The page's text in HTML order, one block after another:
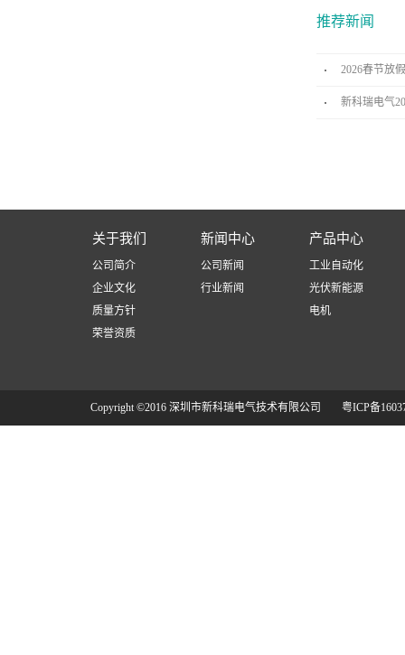
推荐新闻
2026春节放
新科瑞电气
关于我们
公司简介
企业文化
质量方针
荣誉资质
新闻中心
公司新闻
行业新闻
产品中心
工业自动化
光伏新能源
电机
Copyright ©2016 深圳市新科瑞电气技术有限公司 粤ICP备